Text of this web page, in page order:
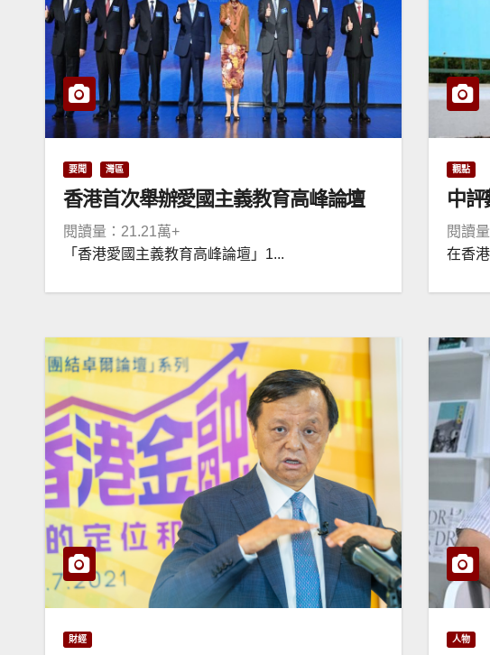
要聞 灣區
香港首次舉辦愛國主義教育高峰論壇
閱讀量：21.21萬+
「香港愛國主義教育高峰論壇」1...
觀點
中
閱讀
在香
財經 人物